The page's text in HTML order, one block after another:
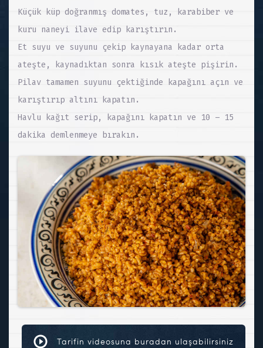
Küçük küp doğranmış domates, tuz, karabiber ve
kuru naneyi ilave edip karıştırın.
Et suyu ve suyunu çekip kaynayana kadar orta
ateşte, kaynadıktan sonra kısık ateşte pişirin.
Pilav tamamen suyunu çektiğinde kapağını açın ve
karıştırıp altını kapatın.
Havlu kağıt serip, kapağını kapatın ve 10 – 15
dakika demlenmeye bırakın.
Tarifin videosuna buradan ulaşabilirsiniz